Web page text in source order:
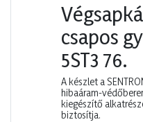
csapos
5ST3 76.
A készlet a
hibaáram-
kiegészítő
biztosítja.